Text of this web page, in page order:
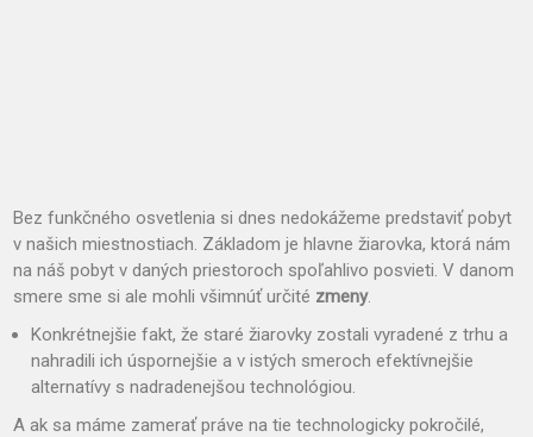
Bez funkčného osvetlenia si dnes nedokážeme predstaviť pobyt
v našich miestnostiach. Základom je hlavne žiarovka, ktorá nám
na náš pobyt v daných priestoroch spoľahlivo posvieti. V danom
smere sme si ale mohli všimnúť určité zmeny.
Konkrétnejšie fakt, že staré žiarovky zostali vyradené z trhu a
nahradili ich úspornejšie a v istých smeroch efektívnejšie
alternatívy s nadradenejšou technológiou.
A ak sa máme zamerať práve na tie technologicky pokročilé,